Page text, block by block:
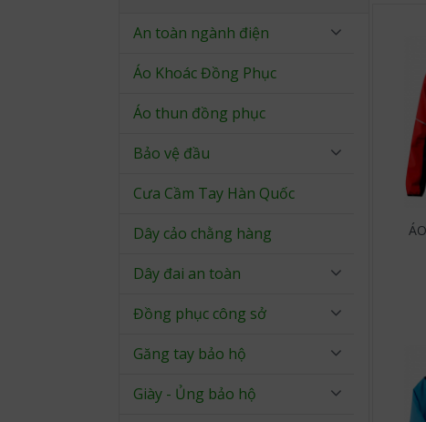
An toàn ngành điện
Áo Khoác Đồng Phục
Áo thun đồng phục
Bảo vệ đầu
Cưa Cầm Tay Hàn Quốc
Dây cảo chằng hàng
Dây đai an toàn
Đồng phục công sở
Găng tay bảo hộ
Giày - Ủng bảo hộ